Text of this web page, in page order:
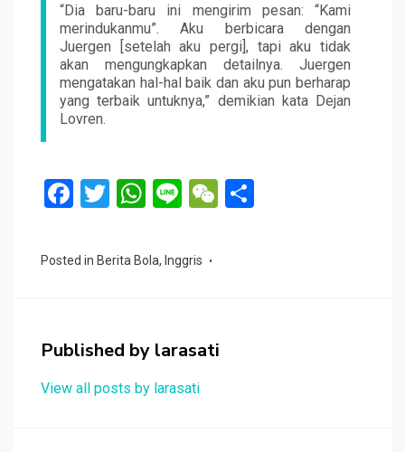
“Dia baru-baru ini mengirim pesan: “Kami
merindukanmu”. Aku berbicara dengan
Juergen [setelah aku pergi], tapi aku tidak
akan mengungkapkan detailnya. Juergen
mengatakan hal-hal baik dan aku pun berharap
yang terbaik untuknya,” demikian kata Dejan
Lovren.
F
ce
o
k
T
tt
W
at
p
p
Li
e
W
Posted in Berita Bola, Inggris
Published by larasati
View all posts by larasati